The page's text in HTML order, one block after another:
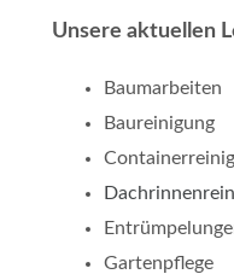
Unsere aktuellen
Baumarbeiten
Baureinigung
Gartenpflege